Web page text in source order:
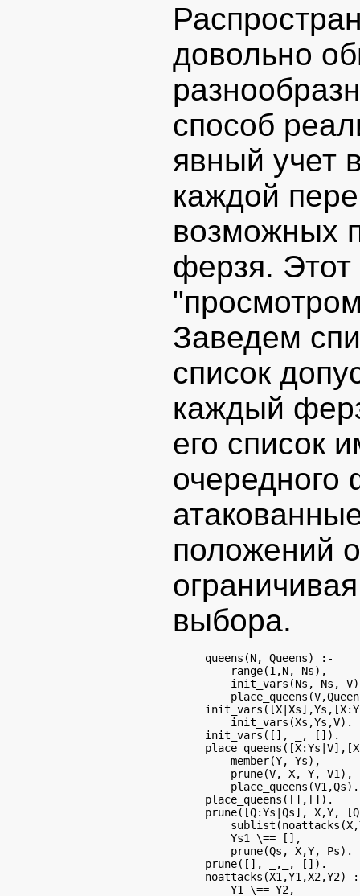
довольно
способ
явный учет
каждой
возможных
ферзя. Этот
Заведем
список
каждый
его список
положений
выбора.
queens(N, Queens) :-
    range(1,N, Ns),
init_vars(Ns, Ns,
    init_vars(Xs,Ys,V).
init_vars([], _, []).
    member(Y, Ys),
    prune(V, X, Y, V1),
    place_queens(V1,Qs).
place_queens([],[]).
prune([Q:Ys|Qs], X,Y,
    Ys1 \== [],
    prune(Qs, X,Y, Ps).
prune([], _,_, []).
noattacks(X1,Y1,X2,Y2)
    Y1 \== Y2,